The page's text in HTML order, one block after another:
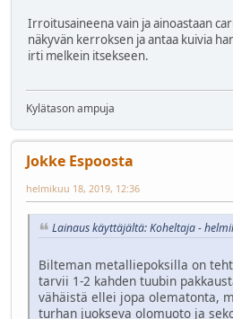
Irroitusaineena vain ja ainoastaan
näkyvän kerroksen ja antaa kuivia
irti melkein itsekseen.
Kylätason ampuja
Jokke Espoosta
helmikuu 18, 2019, 12:36
Lainaus käyttäjältä: Koheltaja -
Bilteman metalliepoksilla on
tarvii 1-2 kahden tuubin
vähäistä ellei jopa olematonta,
turhan juokseva olomuoto ja